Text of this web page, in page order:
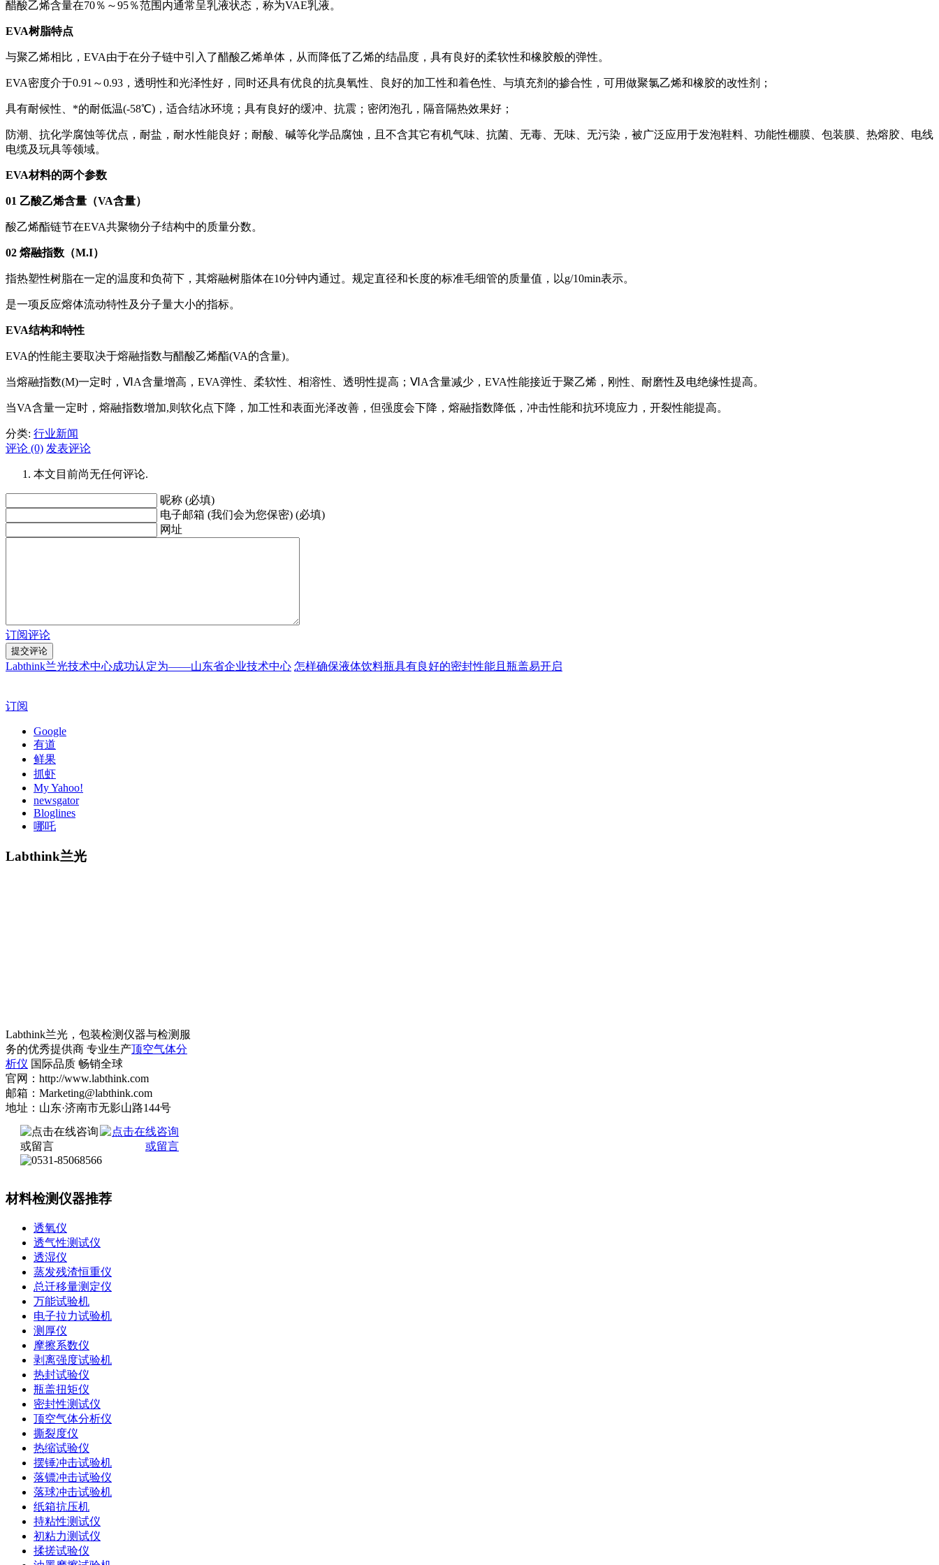
醋酸乙烯含量在70％～95％范围内通常呈乳液状态，称为VAE乳液。
EVA树脂特点
与聚乙烯相比，EVA由于在分子链中引入了醋酸乙烯单体，从而降低了乙烯的结晶度，具有良好的柔软性和橡胶般的弹性。
EVA密度介于0.91～0.93，透明性和光泽性好，同时还具有优良的抗臭氧性、良好的加工性和着色性、与填充剂的掺合性，可用做聚氯乙烯和橡胶的改性剂；
具有耐候性、*的耐低温(-58℃)，适合结冰环境；具有良好的缓冲、抗震；密闭泡孔，隔音隔热效果好；
防潮、抗化学腐蚀等优点，耐盐，耐水性能良好；耐酸、碱等化学品腐蚀，且不含其它有机气味、抗菌、无毒、无味、无污染，被广泛应用于发泡鞋料、功能性棚膜、包装膜、热熔胶、电线
电缆及玩具等领域。
EVA材料的两个参数
01 乙酸乙烯含量（VA含量）
酸乙烯酯链节在EVA共聚物分子结构中的质量分数。
02 熔融指数（M.I）
指热塑性树脂在一定的温度和负荷下，其熔融树脂体在10分钟内通过。规定直径和长度的标准毛细管的质量值，以g/10min表示。
是一项反应熔体流动特性及分子量大小的指标。
EVA结构和特性
EVA的性能主要取决于熔融指数与醋酸乙烯酯(VA的含量)。
当熔融指数(M)一定时，ⅥA含量增高，EVA弹性、柔软性、相溶性、透明性提高；ⅥA含量减少，EVA性能接近于聚乙烯，刚性、耐磨性及电绝缘性提高。
当VA含量一定时，熔融指数增加,则软化点下降，加工性和表面光泽改善，但强度会下降，熔融指数降低，冲击性能和抗环境应力，开裂性能提高。
分类: 行业新闻
评论 (0) 发表评论
本文目前尚无任何评论.
昵称 (必填)
电子邮箱 (我们会为您保密) (必填)
网址
订阅评论
Labthink兰光技术中心成功认定为——山东省企业技术中心 怎样确保液体饮料瓶具有良好的密封性能且瓶盖易开启
订阅
Google
有道
鲜果
抓虾
My Yahoo!
newsgator
Bloglines
哪吒
Labthink兰光
Labthink兰光，包装检测仪器与检测服
务的优秀提供商 专业生产顶空气体分
析仪 国际品质 畅销全球
官网：http://www.labthink.com
邮箱：Marketing@labthink.com
地址：山东·济南市无影山路144号
材料检测仪器推荐
透氧仪
透气性测试仪
透湿仪
蒸发残渣恒重仪
总迁移量测定仪
万能试验机
电子拉力试验机
测厚仪
摩擦系数仪
剥离强度试验机
热封试验仪
瓶盖扭矩仪
密封性测试仪
顶空气体分析仪
撕裂度仪
热缩试验仪
摆锤冲击试验机
落镖冲击试验仪
落球冲击试验机
纸箱抗压机
持粘性测试仪
初粘力测试仪
揉搓试验仪